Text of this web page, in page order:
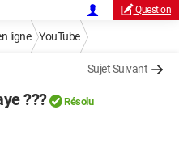
Question
ligne YouTube
Sujet Suivant
??? Résolu